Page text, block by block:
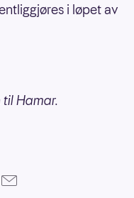
i løpet av
Hamar.